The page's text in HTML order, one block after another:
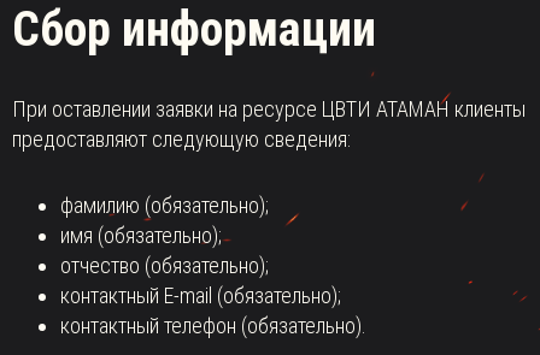
Сбор информации
При оставлении заявки на ресурсе ЦВТИ АТАМАН клиенты
предоставляют следующую сведения:
фамилию (обязательно);
имя (обязательно);
отчество (обязательно);
контактный E-mail (обязательно);
контактный телефон (обязательно).